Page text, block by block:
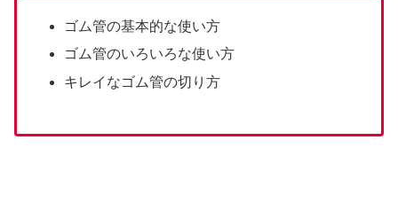
ゴム管の基本的な使い方
ゴム管のいろいろな使い方
キレイなゴム管の切り方